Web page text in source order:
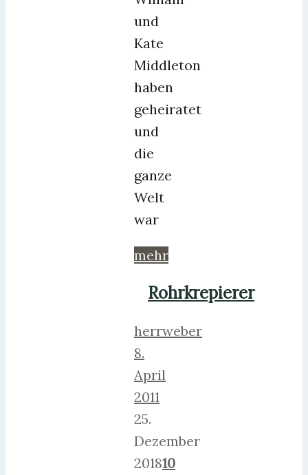
und
Kate
Middleton
haben
geheiratet
und
die
ganze
Welt
war
mehr
Rohrkrepierer
herrweber
8.
April
2011
25.
Dezember
201810